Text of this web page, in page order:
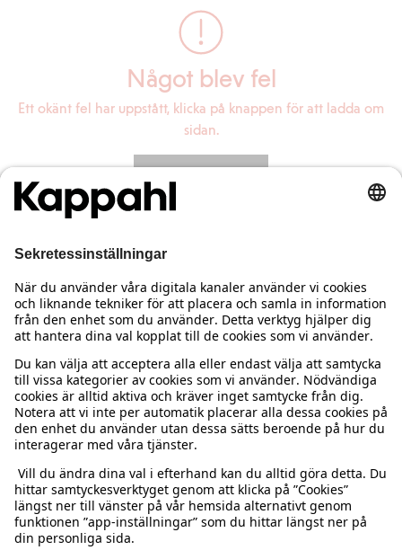
Något blev fel
Ett okänt fel har uppstått, klicka på knappen för att ladda om
sidan.